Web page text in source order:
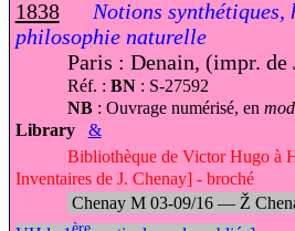
1838
Notions
philosophie naturelle
Paris : Denain, (impr. de
Réf. : BN: S-27592
NB: Ouvrage numérisé, en
Library
&
Bibliothèque de Victor Hugo à
Inventaires de J. Chenay] - broché
Chenay M 03-09/16 — Ž